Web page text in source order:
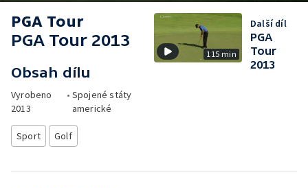
PGA Tour
PGA Tour 2013
Obsah dílu
Vyrobeno
2013
• Spojené státy
americké
Sport Golf
115 min
Další díl
PGA
Tour
2013